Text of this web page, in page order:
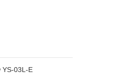
YS-03L-E